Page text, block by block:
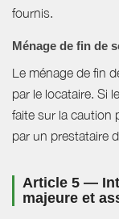
fournis.
Ménage de fin de
Le ménage de fin
par le locataire. Si
faite sur la caution
par un prestataire
Article 5 —
majeure et